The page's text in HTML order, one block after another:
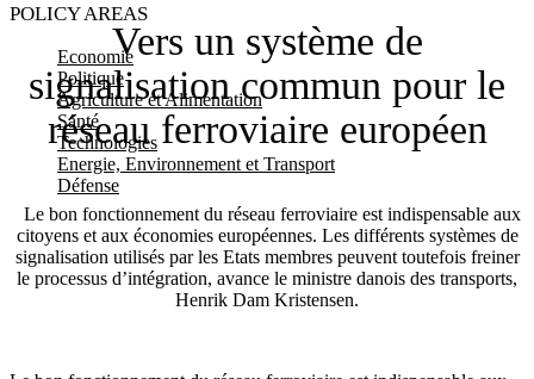
POLICY AREAS
Economie
Politique
Agriculture et Alimentation
Santé
Technologies
Energie, Environnement et Transport
Défense
Vers un système de
signalisation commun pour le
réseau ferroviaire européen
Le bon fonctionnement du réseau ferroviaire est indispensable aux
citoyens et aux économies européennes. Les différents systèmes de
signalisation utilisés par les Etats membres peuvent toutefois freiner
le processus d’intégration, avance le ministre danois des transports,
Henrik Dam Kristensen.